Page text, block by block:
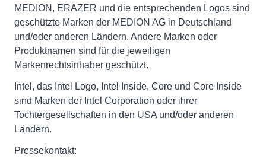
MEDION, ERAZER und die entsprechenden Logos sind
geschützte Marken der MEDION AG in Deutschland
und/oder anderen Ländern. Andere Marken oder
Produktnamen sind für die jeweiligen
Markenrechtsinhaber geschützt.
Intel, das Intel Logo, Intel Inside, Core und Core Inside
sind Marken der Intel Corporation oder ihrer
Tochtergesellschaften in den USA und/oder anderen
Ländern.
Pressekontakt: